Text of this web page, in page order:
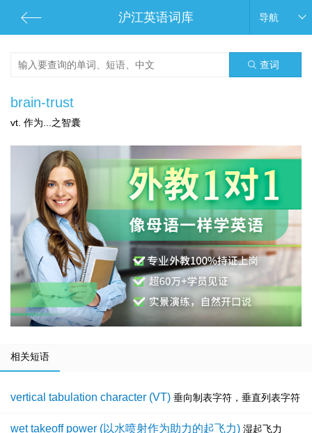
沪江英语词库 导航
查词
brain-trust
vt. 作为...之智囊
相关短语
vertical tabulation character (VT) 垂向制表字符，垂直列表字符
wet takeoff power (以水喷射作为助力的起飞力) 湿起飞力